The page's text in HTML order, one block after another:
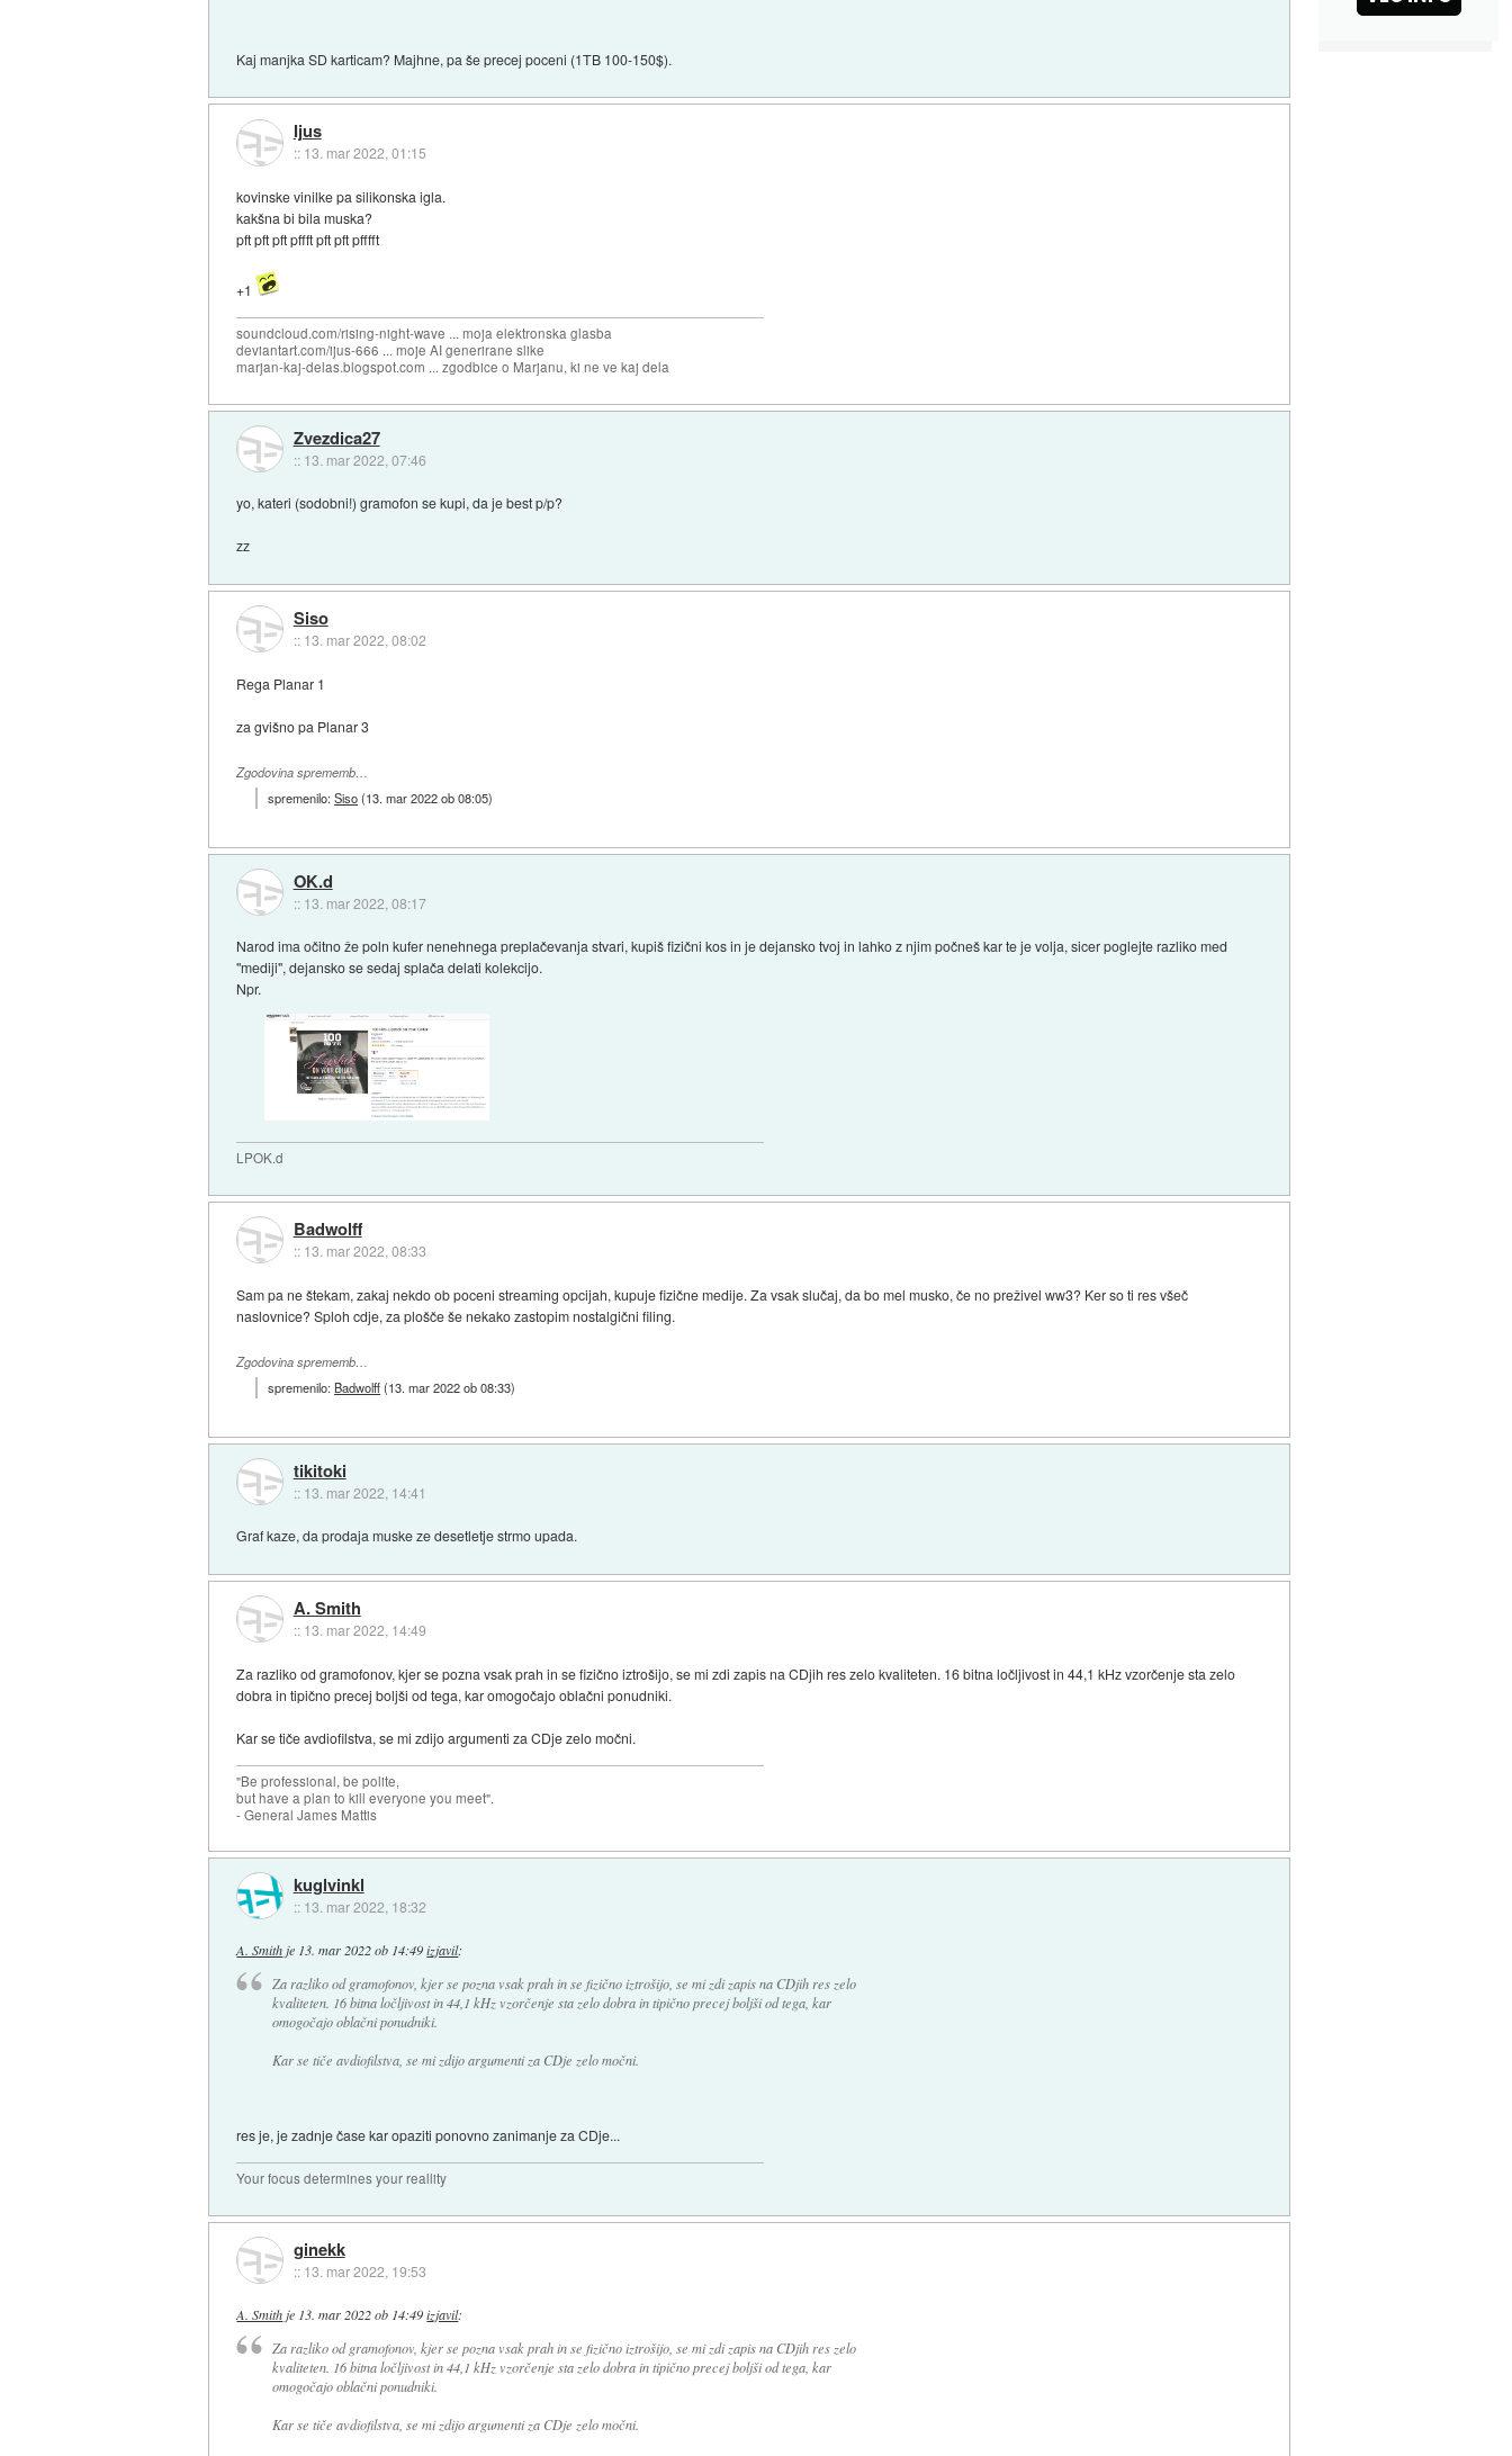
Kaj manjka SD karticam? Majhne, pa še precej poceni (1TB 100-150$).
Ijus
:: 13. mar 2022, 01:15
kovinske vinilke pa silikonska igla.
kakšna bi bila muska?
pft pft pft pffft pft pft pfffft
+1
soundcloud.com/rising-night-wave ... moja elektronska glasba
deviantart.com/ijus-666 ... moje AI generirane slike
marjan-kaj-delas.blogspot.com ... zgodbice o Marjanu, ki ne ve kaj dela
Zvezdica27
:: 13. mar 2022, 07:46
yo, kateri (sodobni!) gramofon se kupi, da je best p/p?
zz
Siso
:: 13. mar 2022, 08:02
Rega Planar 1
za gvišno pa Planar 3
Zgodovina sprememb…
spremenilo:Siso(13. mar 2022 ob 08:05)
OK.d
:: 13. mar 2022, 08:17
Narod ima očitno že poln kufer nenehnega preplačevanja stvari, kupiš fizični kos in je dejansko tvoj in lahko z njim počneš kar te je volja, sicer poglejte razliko med
"mediji", dejansko se sedaj splača delati kolekcijo.
Npr.
LPOK.d
Badwolff
:: 13. mar 2022, 08:33
Sam pa ne štekam, zakaj nekdo ob poceni streaming opcijah, kupuje fizične medije. Za vsak slučaj, da bo mel musko, če no preživel ww3? Ker so ti res všeč
naslovnice? Sploh cdje, za plošče še nekako zastopim nostalgični filing.
Zgodovina sprememb…
spremenilo:Badwolff(13. mar 2022 ob 08:33)
tikitoki
:: 13. mar 2022, 14:41
Graf kaze, da prodaja muske ze desetletje strmo upada.
A. Smith
:: 13. mar 2022, 14:49
Za razliko od gramofonov, kjer se pozna vsak prah in se fizično iztrošijo, se mi zdi zapis na CDjih res zelo kvaliteten. 16 bitna ločljivost in 44,1 kHz vzorčenje sta zelo
dobra in tipično precej boljši od tega, kar omogočajo oblačni ponudniki.
Kar se tiče avdiofilstva, se mi zdijo argumenti za CDje zelo močni.
"Be professional, be polite,
but have a plan to kill everyone you meet".
- General James Mattis
kuglvinkl
:: 13. mar 2022, 18:32
A. Smith je 13. mar 2022 ob 14:49 izjavil:
Za razliko od gramofonov, kjer se pozna vsak prah in se fizično iztrošijo, se mi zdi zapis na CDjih res zelo
kvaliteten. 16 bitna ločljivost in 44,1 kHz vzorčenje sta zelo dobra in tipično precej boljši od tega, kar
omogočajo oblačni ponudniki.
Kar se tiče avdiofilstva, se mi zdijo argumenti za CDje zelo močni.
res je, je zadnje čase kar opaziti ponovno zanimanje za CDje...
Your focus determines your reallity
ginekk
:: 13. mar 2022, 19:53
A. Smith je 13. mar 2022 ob 14:49 izjavil:
Za razliko od gramofonov, kjer se pozna vsak prah in se fizično iztrošijo, se mi zdi zapis na CDjih res zelo
kvaliteten. 16 bitna ločljivost in 44,1 kHz vzorčenje sta zelo dobra in tipično precej boljši od tega, kar
omogočajo oblačni ponudniki.
Kar se tiče avdiofilstva, se mi zdijo argumenti za CDje zelo močni.